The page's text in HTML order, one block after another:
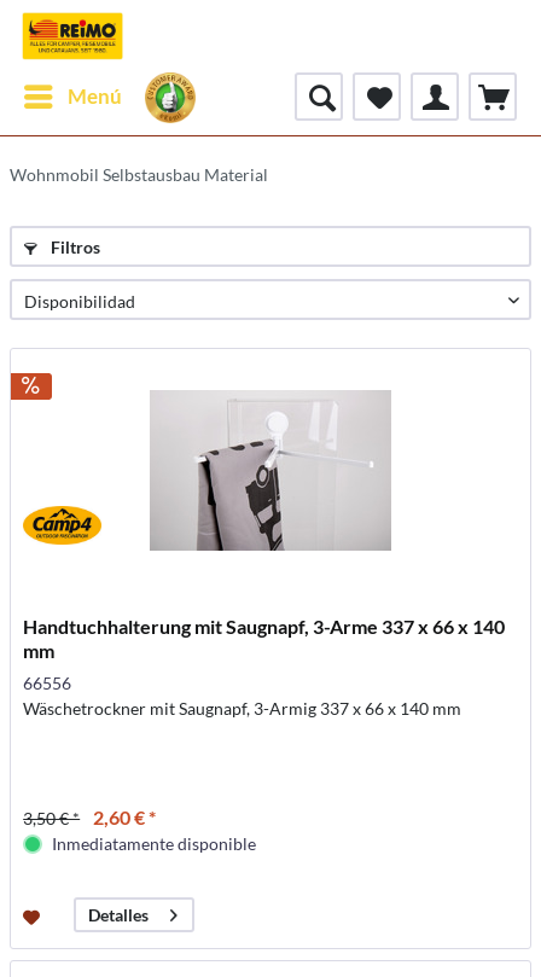
Menú
Wohnmobil Selbstausbau Material
Filtros
Handtuchhalterung mit Saugnapf, 3-Arme 337 x 66 x 140
mm
66556
Wäschetrockner mit Saugnapf, 3-Armig 337 x 66 x 140 mm
3,50 € * 2,60 € *
Inmediatamente disponible
Detalles